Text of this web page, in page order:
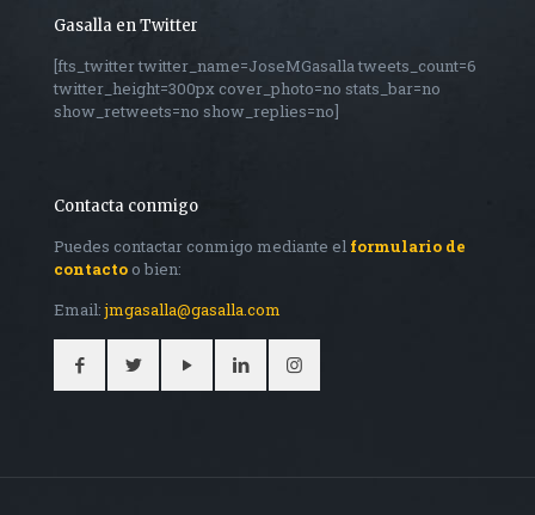
Gasalla en Twitter
[fts_twitter twitter_name=JoseMGasalla tweets_count=6
twitter_height=300px cover_photo=no stats_bar=no
show_retweets=no show_replies=no]
Contacta conmigo
Puedes contactar conmigo mediante el formulario de
contacto o bien:
Email:jmgasalla@gasalla.com